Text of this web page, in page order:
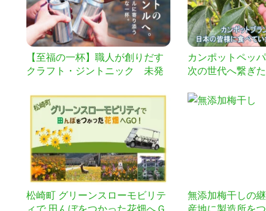
【至福の一杯】職人が創りだす
クラフト・ジントニック 未発
カンポットペッ
次の世代へ繋ぎた
松崎町 グリーンスローモビリテ
ィで 田んぼをつかった花畑へＧ
無添加梅干しの
産地に製造所を